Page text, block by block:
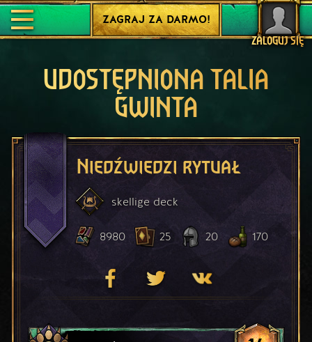
ZALOGUJ SIĘ
ZAGRAJ ZA DARMO!
UDOSTĘPNIONA TALIA
GWINTA
Niedźwiedzi rytuał
skellige deck
8980 25 20 170